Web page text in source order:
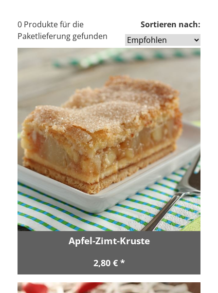
0 Produkte für die
Paketlieferung gefunden
Sortieren nach:
Apfel-Zimt-Kruste
2,80 € *